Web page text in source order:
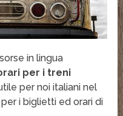
in lingua
per i treni
per noi italiani nel
i biglietti ed orari di